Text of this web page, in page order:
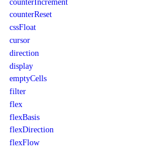
counterReset
cssFloat
cursor
direction
display
emptyCells
filter
flex
flexBasis
flexDirection
flexFlow